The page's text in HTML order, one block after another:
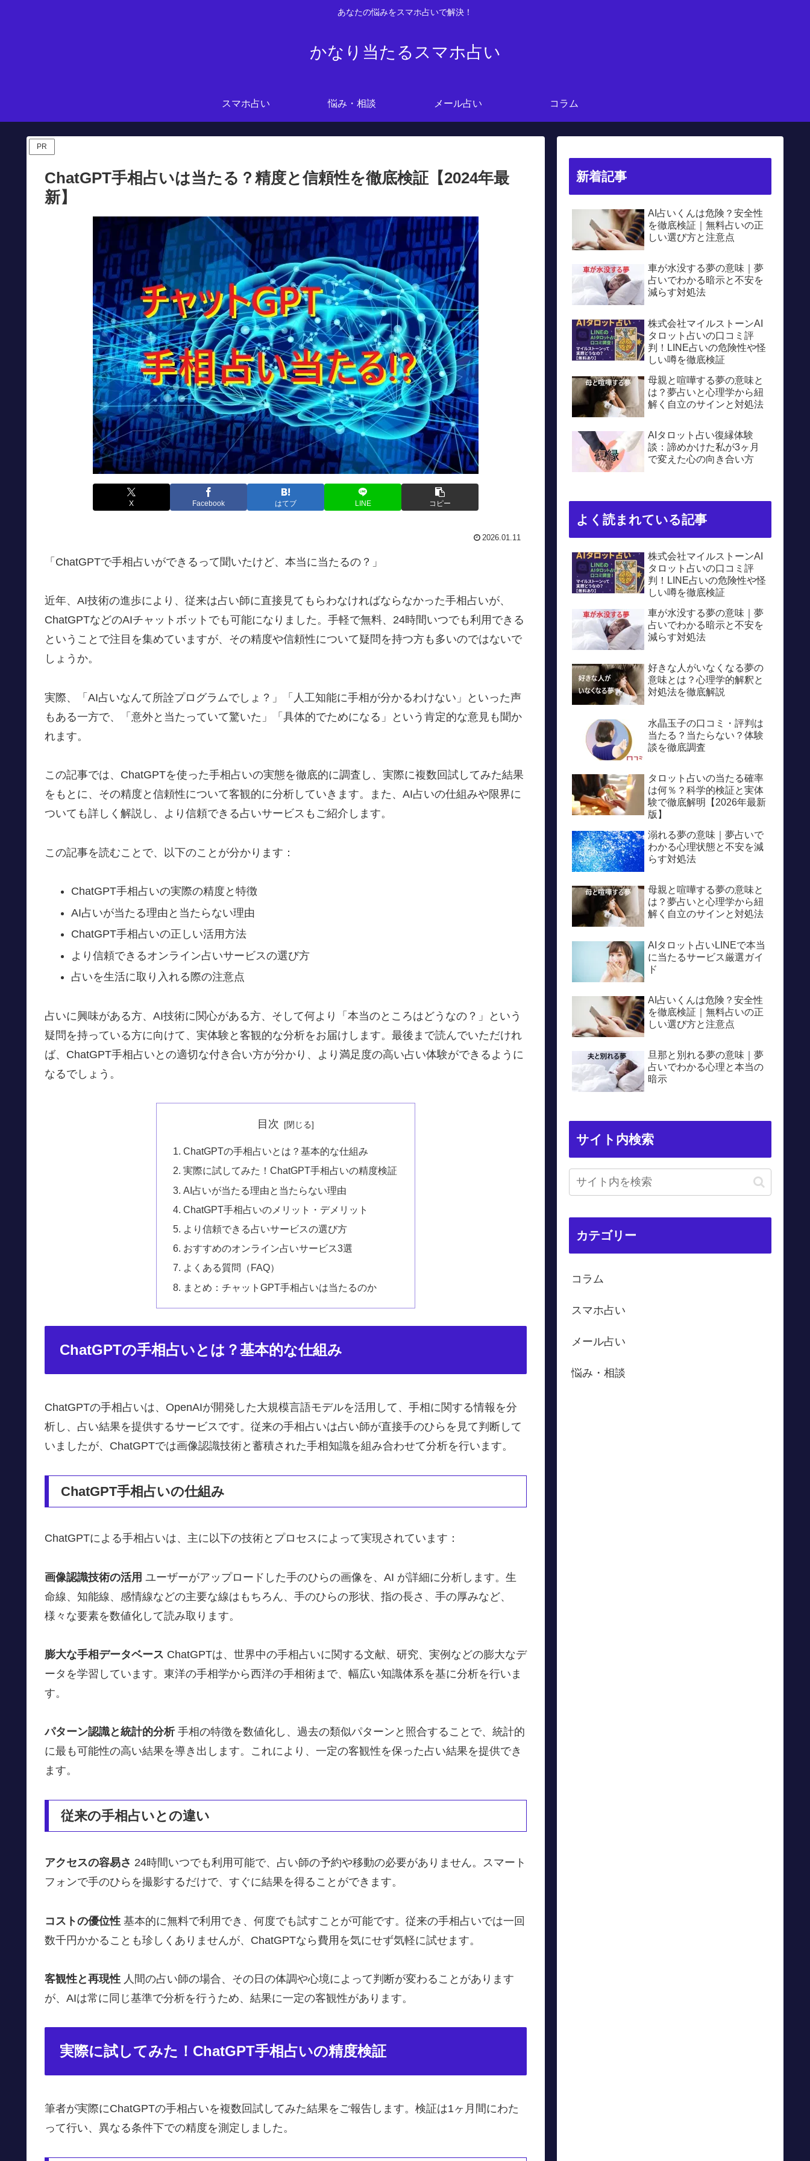
あなたの悩みをスマホ占いで解決！
かなり当たるスマホ占い
スマホ占い 悩み・相談 メール占い コラム
PR
ChatGPT手相占いは当たる？精度と信頼性を徹底検証【2024年最
新】
X Facebook はてブ LINE コピー
2026.01.11
「ChatGPTで手相占いができるって聞いたけど、本当に当たるの？」
近年、AI技術の進歩により、従来は占い師に直接見てもらわなければならなかった手相占いが、
ChatGPTなどのAIチャットボットでも可能になりました。手軽で無料、24時間いつでも利用できる
ということで注目を集めていますが、その精度や信頼性について疑問を持つ方も多いのではないで
しょうか。
実際、「AI占いなんて所詮プログラムでしょ？」「人工知能に手相が分かるわけない」といった声
もある一方で、「意外と当たっていて驚いた」「具体的でためになる」という肯定的な意見も聞か
れます。
この記事では、ChatGPTを使った手相占いの実態を徹底的に調査し、実際に複数回試してみた結果
をもとに、その精度と信頼性について客観的に分析していきます。また、AI占いの仕組みや限界に
ついても詳しく解説し、より信頼できる占いサービスもご紹介します。
この記事を読むことで、以下のことが分かります：
ChatGPT手相占いの実際の精度と特徴
AI占いが当たる理由と当たらない理由
ChatGPT手相占いの正しい活用方法
より信頼できるオンライン占いサービスの選び方
占いを生活に取り入れる際の注意点
占いに興味がある方、AI技術に関心がある方、そして何より「本当のところはどうなの？」という
疑問を持っている方に向けて、実体験と客観的な分析をお届けします。最後まで読んでいただけれ
ば、ChatGPT手相占いとの適切な付き合い方が分かり、より満足度の高い占い体験ができるように
なるでしょう。
目次
ChatGPTの手相占いとは？基本的な仕組み
実際に試してみた！ChatGPT手相占いの精度検証
AI占いが当たる理由と当たらない理由
ChatGPT手相占いのメリット・デメリット
より信頼できる占いサービスの選び方
おすすめのオンライン占いサービス3選
よくある質問（FAQ）
まとめ：チャットGPT手相占いは当たるのか
ChatGPTの手相占いとは？基本的な仕組み
ChatGPTの手相占いは、OpenAIが開発した大規模言語モデルを活用して、手相に関する情報を分
析し、占い結果を提供するサービスです。従来の手相占いは占い師が直接手のひらを見て判断して
いましたが、ChatGPTでは画像認識技術と蓄積された手相知識を組み合わせて分析を行います。
ChatGPT手相占いの仕組み
ChatGPTによる手相占いは、主に以下の技術とプロセスによって実現されています：
画像認識技術の活用 ユーザーがアップロードした手のひらの画像を、AI が詳細に分析します。生
命線、知能線、感情線などの主要な線はもちろん、手のひらの形状、指の長さ、手の厚みなど、
様々な要素を数値化して読み取ります。
膨大な手相データベース ChatGPTは、世界中の手相占いに関する文献、研究、実例などの膨大なデ
ータを学習しています。東洋の手相学から西洋の手相術まで、幅広い知識体系を基に分析を行いま
す。
パターン認識と統計的分析手相の特徴を数値化し、過去の類似パターンと照合することで、統計的
に最も可能性の高い結果を導き出します。これにより、一定の客観性を保った占い結果を提供でき
ます。
従来の手相占いとの違い
アクセスの容易さ 24時間いつでも利用可能で、占い師の予約や移動の必要がありません。スマート
フォンで手のひらを撮影するだけで、すぐに結果を得ることができます。
コストの優位性 基本的に無料で利用でき、何度でも試すことが可能です。従来の手相占いでは一回
数千円かかることも珍しくありませんが、ChatGPTなら費用を気にせず気軽に試せます。
客観性と再現性 人間の占い師の場合、その日の体調や心境によって判断が変わることがあります
が、AIは常に同じ基準で分析を行うため、結果に一定の客観性があります。
実際に試してみた！ChatGPT手相占いの精度検証
筆者が実際にChatGPTの手相占いを複数回試してみた結果をご報告します。検証は1ヶ月間にわた
って行い、異なる条件下での精度を測定しました。
新着記事
AI占いくんは危険？安全性
を徹底検証｜無料占いの正
しい選び方と注意点
車が水没する夢の意味｜夢
占いでわかる暗示と不安を
減らす対処法
株式会社マイルストーンAI
タロット占いの口コミ評
判！LINE占いの危険性や怪
しい噂を徹底検証
母親と喧嘩する夢の意味と
は？夢占いと心理学から紐
解く自立のサインと対処法
AIタロット占い復縁体験
談：諦めかけた私が3ヶ月
で変えた心の向き合い方
よく読まれている記事
株式会社マイルストーンAI
タロット占いの口コミ評
判！LINE占いの危険性や怪
しい噂を徹底検証
車が水没する夢の意味｜夢
占いでわかる暗示と不安を
減らす対処法
好きな人がいなくなる夢の
意味とは？心理学的解釈と
対処法を徹底解説
水晶玉子の口コミ・評判は
当たる？当たらない？体験
談を徹底調査
タロット占いの当たる確率
は何％？科学的検証と実体
験で徹底解明【2026年最新
版】
溺れる夢の意味｜夢占いで
わかる心理状態と不安を減
らす対処法
母親と喧嘩する夢の意味と
は？夢占いと心理学から紐
解く自立のサインと対処法
AIタロット占いLINEで本当
に当たるサービス厳選ガイ
ド
AI占いくんは危険？安全性
を徹底検証｜無料占いの正
しい選び方と注意点
旦那と別れる夢の意味｜夢
占いでわかる心理と本当の
暗示
サイト内検索
カテゴリー
コラム
スマホ占い
メール占い
悩み・相談